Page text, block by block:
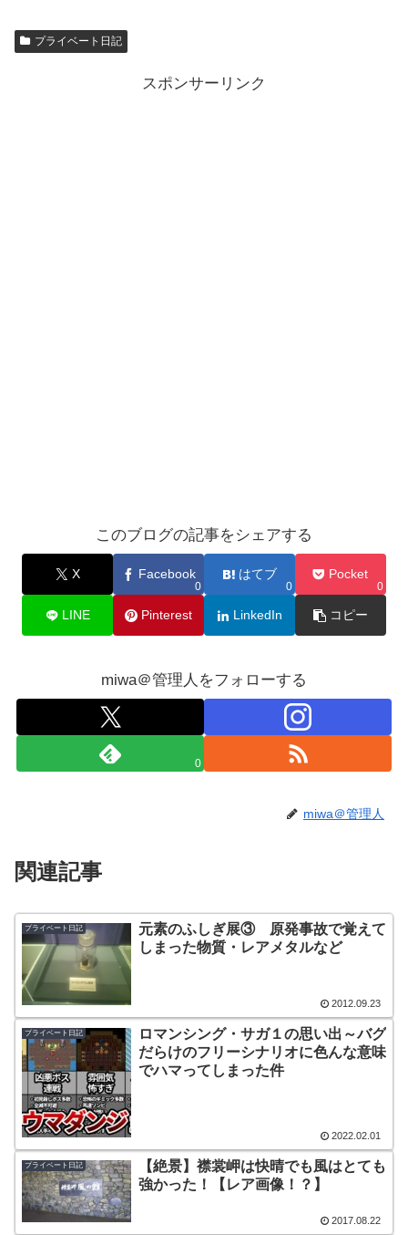
プライベート日記
スポンサーリンク
このブログの記事をシェアする
X Facebook
0
はてブ
0
Pocket
0
LINE Pinterest LinkedIn コピー
miwa＠管理人をフォローする
0
miwa＠管理人
関連記事
プライベート日記
元素のふしぎ展③ 原発事故で覚えて
しまった物質・レアメタルなど
2012.09.23
プライベート日記
ロマンシング・サガ１の思い出～バグ
だらけのフリーシナリオに色んな意味
でハマってしまった件
2022.02.01
プライベート日記
【絶景】襟裳岬は快晴でも風はとても
強かった！【レア画像！？】
2017.08.22